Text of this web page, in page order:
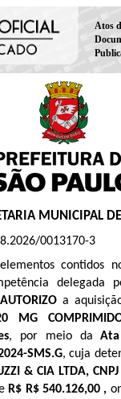
Atos
MUNICIPAL
0013170-3
contidos
delegada
a
MG
, por meio da
SMS.G, cuja
& CIA LTDA,
R$ R$ 540.126,00 ,